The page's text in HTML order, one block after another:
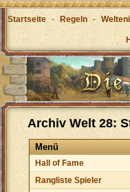
Startseite - Regeln -
Archiv Welt 28:
Menü
Hall of Fame
Rangliste Spieler